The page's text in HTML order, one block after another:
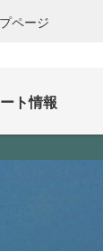
ページ
ト情報